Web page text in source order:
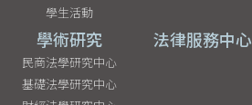
學生活動
學術研究
民商法學研究中心
基礎法學研究中心
法律服務中心